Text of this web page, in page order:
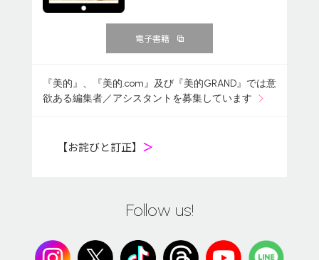
電子書籍
『美的』、『美的.com』及び『美的GRAND』では意
欲ある編集者／アシスタントを募集しています
【お詫びと訂正】 ＞
Follow us!